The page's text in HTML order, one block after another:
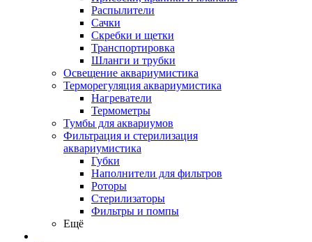
Распылители
Сачки
Скребки и щетки
Транспортировка
Шланги и трубки
Освещение аквариумистика
Терморегуляция аквариумистика
Нагреватели
Термометры
Тумбы для аквариумов
Фильтрация и стерилизация
аквариумистика
Губки
Наполнители для фильтров
Роторы
Стерилизаторы
Фильтры и помпы
Ещё